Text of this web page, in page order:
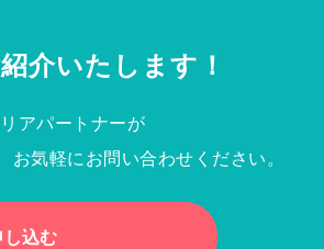
介いたします！
アパートナーが
気軽にお問い合わせください。
込む